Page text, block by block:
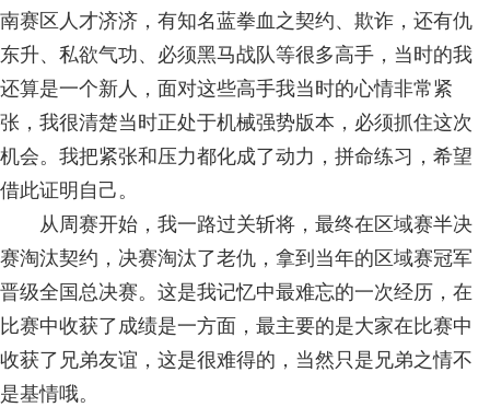
南赛区人才济济，有知名蓝拳血之契约、欺诈，还有仇
东升、私欲气功、必须黑马战队等很多高手，当时的我
还算是一个新人，面对这些高手我当时的心情非常紧
张，我很清楚当时正处于机械强势版本，必须抓住这次
机会。我把紧张和压力都化成了动力，拼命练习，希望
借此证明自己。
从周赛开始，我一路过关斩将，最终在区域赛半决
赛淘汰契约，决赛淘汰了老仇，拿到当年的区域赛冠军
晋级全国总决赛。这是我记忆中最难忘的一次经历，在
比赛中收获了成绩是一方面，最主要的是大家在比赛中
收获了兄弟友谊，这是很难得的，当然只是兄弟之情不
是基情哦。